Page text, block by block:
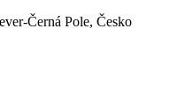
Černá Pole, Česko